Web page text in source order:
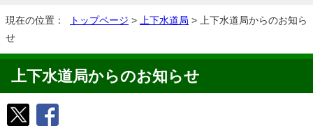
現在の位置： トップページ > 上下水道局 > 上下水道局からのお知ら
せ
上下水道局からのお知らせ